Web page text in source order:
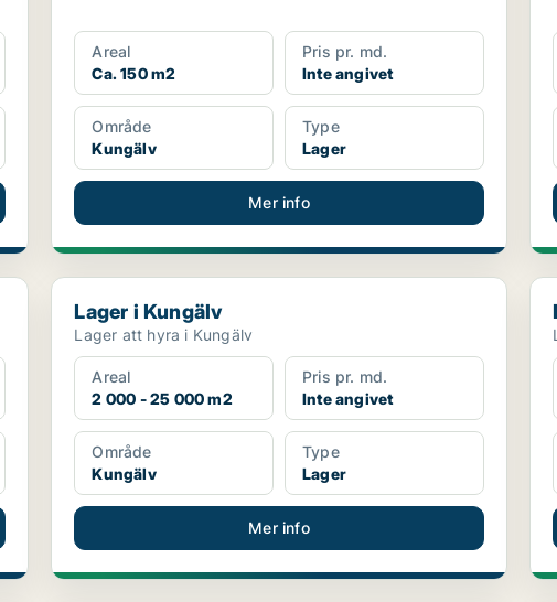
Areal
Ca. 150 m2
Pris pr. md.
Inte angivet
Område
Kungälv
Type
Lager
Mer info
Lager i Kungälv
Lager i Kungälv
Lager att hyra i Kungälv
Areal
2 000 - 25 000 m2
Pris pr. md.
Inte angivet
Område
Kungälv
Type
Lager
Mer info